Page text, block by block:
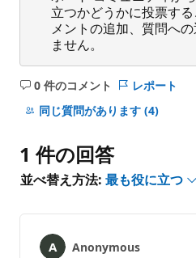
立つかどうかに投票す
メントの追加、質問へ
ません。
0 件のコメント
コ
メ
は
あ
ま
ん
レポート
同じ質問があります (4)
1 件の回答
並べ替え方法: 最も役に立つ
Anonymous